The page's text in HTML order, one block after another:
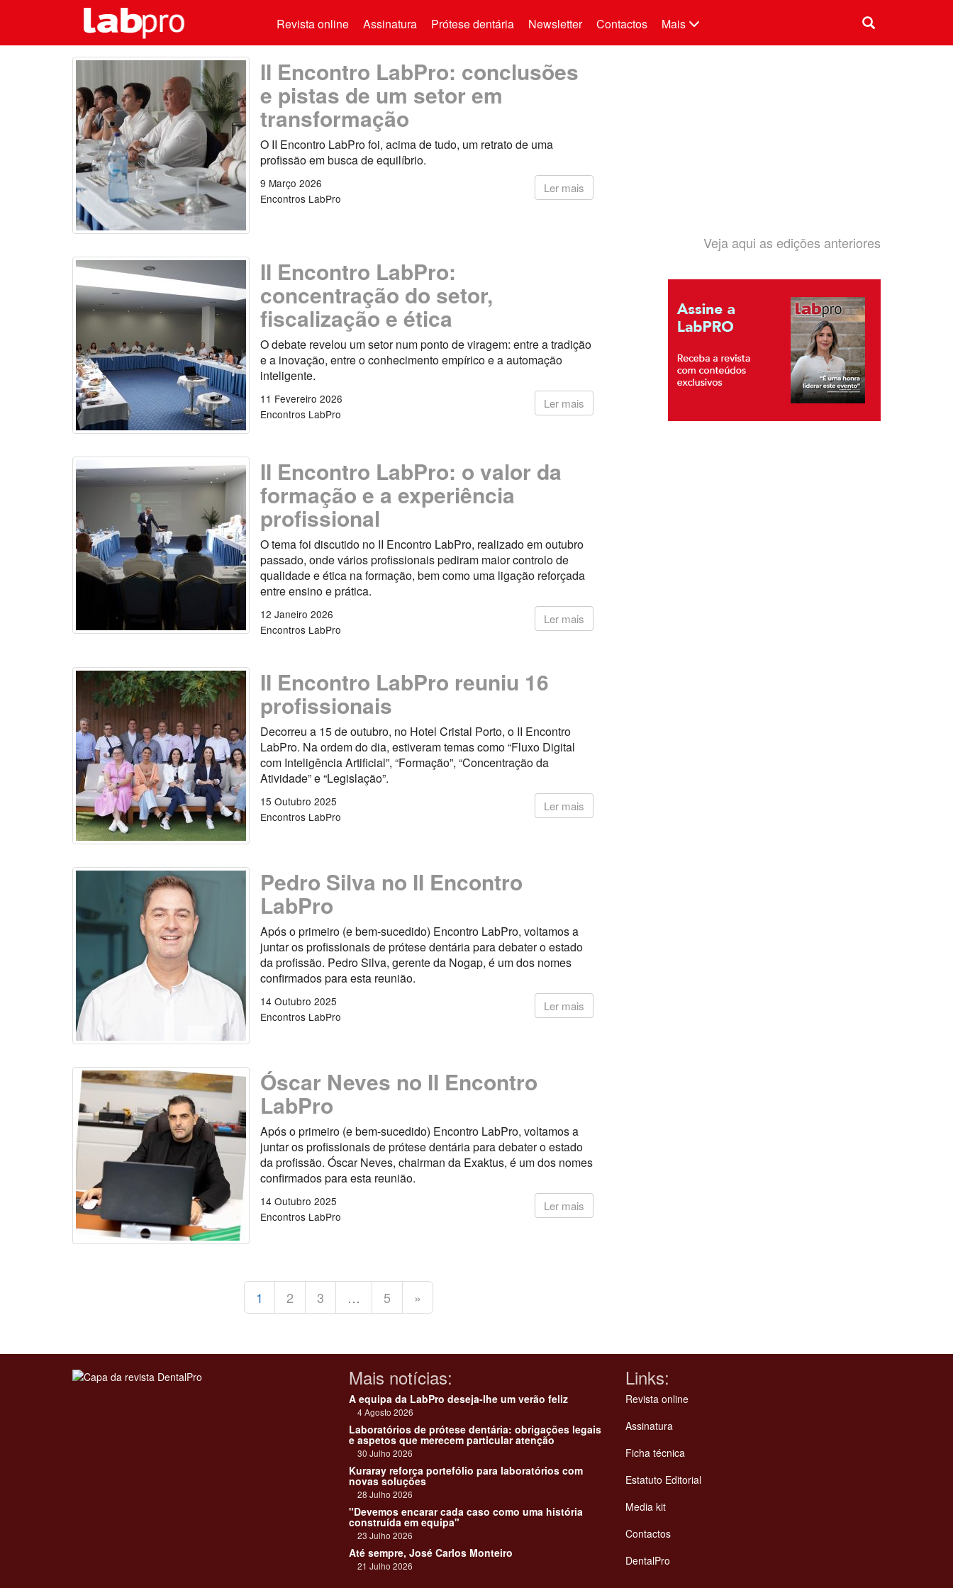
Mais
Revista online Assinatura Prótese dentária Newsletter Contactos
II Encontro LabPro: conclusões
e pistas de um setor em
transformação
O II Encontro LabPro foi, acima de tudo, um retrato de uma
profissão em busca de equilíbrio.
Ler mais
9 Março 2026
Encontros LabPro
II Encontro LabPro:
concentração do setor,
fiscalização e ética
O debate revelou um setor num ponto de viragem: entre a tradição
e a inovação, entre o conhecimento empírico e a automação
inteligente.
Ler mais
11 Fevereiro 2026
Encontros LabPro
II Encontro LabPro: o valor da
formação e a experiência
profissional
O tema foi discutido no II Encontro LabPro, realizado em outubro
passado, onde vários profissionais pediram maior controlo de
qualidade e ética na formação, bem como uma ligação reforçada
entre ensino e prática.
Ler mais
12 Janeiro 2026
Encontros LabPro
II Encontro LabPro reuniu 16
profissionais
Decorreu a 15 de outubro, no Hotel Cristal Porto, o II Encontro
LabPro. Na ordem do dia, estiveram temas como “Fluxo Digital
com Inteligência Artificial”, “Formação”, “Concentração da
Atividade” e “Legislação”.
Ler mais
15 Outubro 2025
Encontros LabPro
Pedro Silva no II Encontro
LabPro
Após o primeiro (e bem-sucedido) Encontro LabPro, voltamos a
juntar os profissionais de prótese dentária para debater o estado
da profissão. Pedro Silva, gerente da Nogap, é um dos nomes
confirmados para esta reunião.
Ler mais
14 Outubro 2025
Encontros LabPro
Óscar Neves no II Encontro
LabPro
Após o primeiro (e bem-sucedido) Encontro LabPro, voltamos a
juntar os profissionais de prótese dentária para debater o estado
da profissão. Óscar Neves, chairman da Exaktus, é um dos nomes
confirmados para esta reunião.
Ler mais
14 Outubro 2025
Encontros LabPro
1 2 3 … 5 »
Veja aqui as edições anteriores
Mais notícias:
A equipa da LabPro deseja-lhe um verão feliz
4 Agosto 2026
Laboratórios de prótese dentária: obrigações legais
e aspetos que merecem particular atenção
30 Julho 2026
Kuraray reforça portefólio para laboratórios com
novas soluções
28 Julho 2026
"Devemos encarar cada caso como uma história
construída em equipa"
23 Julho 2026
Até sempre, José Carlos Monteiro
21 Julho 2026
Links:
Revista online
Assinatura
Ficha técnica
Estatuto Editorial
Media kit
Contactos
DentalPro